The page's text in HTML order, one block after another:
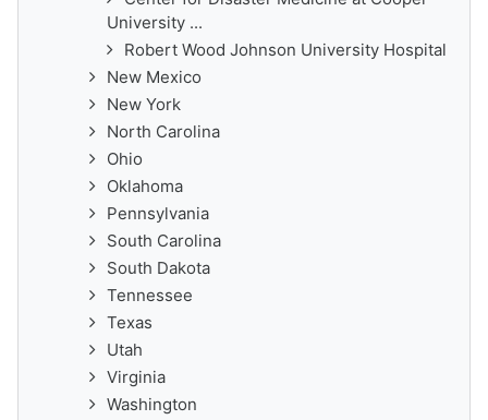
University ...
Robert Wood Johnson University Hospital
New Mexico
New York
North Carolina
Ohio
Oklahoma
Pennsylvania
South Carolina
South Dakota
Tennessee
Texas
Utah
Virginia
Washington